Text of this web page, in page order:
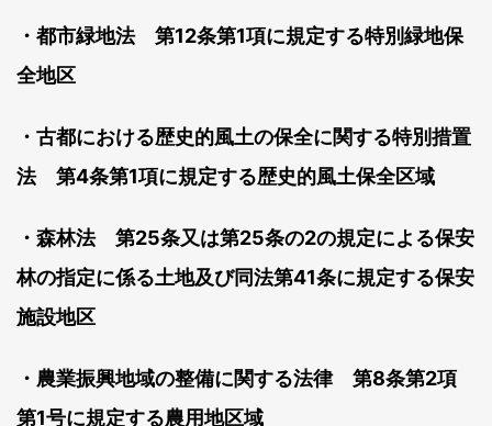
・都市緑地法 第12条第1項に規定する特別緑地保
全地区
・古都における歴史的風土の保全に関する特別措置
法 第4条第1項に規定する歴史的風土保全区域
・森林法 第25条又は第25条の2の規定による保安
林の指定に係る土地及び同法第41条に規定する保安
施設地区
・農業振興地域の整備に関する法律 第8条第2項
第1号に規定する農用地区域